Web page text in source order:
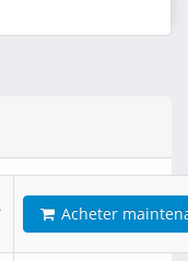
Acheter